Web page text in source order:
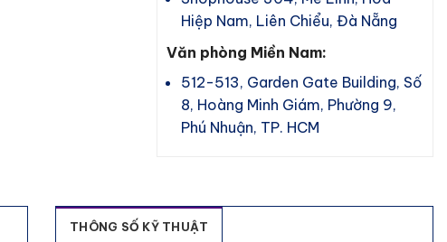
Hiệp Nam, Liên Chiểu, Đà Nẵng
Văn phòng Miền Nam:
512-513, Garden Gate Building, Số
8, Hoàng Minh Giám, Phường 9,
Phú Nhuận, TP. HCM
THÔNG SỐ KỸ THUẬT